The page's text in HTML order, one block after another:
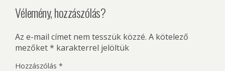
Vélemény, hozzászólás?
Az e-mail címet nem tesszük közzé. A kötelező
mezőket* karakterrel jelöltük
Hozzászólás *